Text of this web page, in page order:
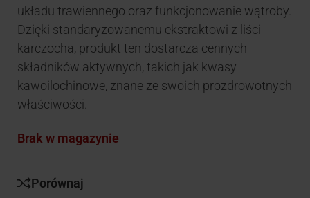
układu trawiennego oraz funkcjonowanie wątroby.
Dzięki standaryzowanemu ekstraktowi z liści
karczocha, produkt ten dostarcza cennych
składników aktywnych, takich jak kwasy
kawoilochinowe, znane ze swoich prozdrowotnych
właściwości.
Brak w magazynie
Porównaj